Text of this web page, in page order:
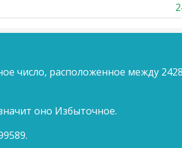
число, расположенное между
оно Избыточное.